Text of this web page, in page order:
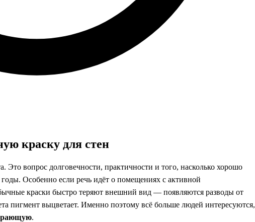
краску для стен
Это вопрос долговечности, практичности и того, насколько хорошо
Особенно если речь идёт о помещениях с активной
краски быстро теряют внешний вид — появляются разводы от
пигмент выцветает. Именно поэтому всё больше людей интересуются,
.